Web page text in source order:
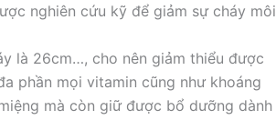
nghiên cứu kỹ để giảm sự cháy môi
là 26cm…, cho nên giảm thiểu được
phần mọi vitamin cũng như khoáng
mà còn giữ được bổ dưỡng dành